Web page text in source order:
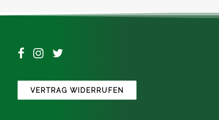
VERTRAG WIDERRUFEN